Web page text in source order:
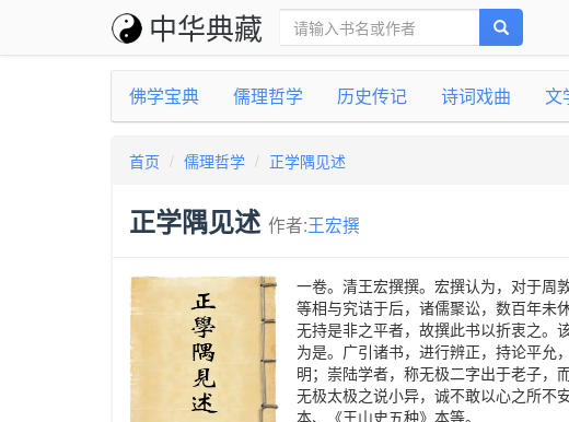
中华典藏
佛学宝典 儒理哲学 历史传记 诗词戏曲 文
首页 儒理哲学 正学隅见述
正学隅见述 作者:王宏撰
一卷。清王宏撰撰。宏撰认为，对于周
等相与究诘于后，诸儒聚讼，数百年未
无持是非之平者，故撰此书以折衷之。
为是。广引诸书，进行辨正，持论平允
明；崇陆学者，称无极二字出于老子，
无极太极之说小异，诚不敢以心之所不
本、《王山史五种》本等。